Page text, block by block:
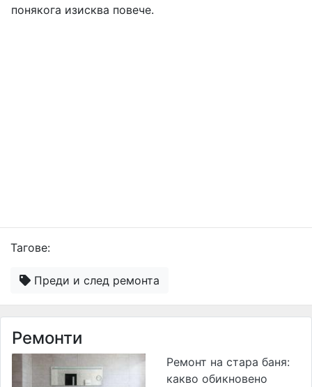
понякога изисква повече.
Тагове:
Преди и след ремонта
Ремонти
Ремонт на стара баня:
какво обикновено